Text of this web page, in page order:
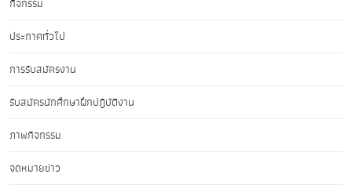
กิจกรรม
ประกาศทั่วไป
การรับสมัครงาน
รับสมัครนักศึกษาฝึกปฏิบัติงาน
ภาพกิจกรรม
จดหมายข่าว